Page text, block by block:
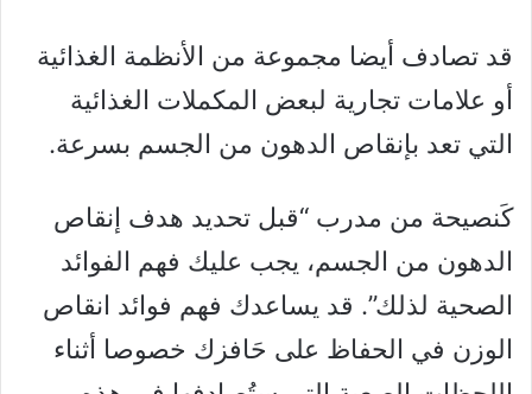
قد تصادف أيضا مجموعة من الأنظمة الغذائية
أو علامات تجارية لبعض المكملات الغذائية
التي تعد بإنقاص الدهون من الجسم بسرعة.
كَنصيحة من مدرب “قبل تحديد هدف إنقاص
الدهون من الجسم، يجب عليك فهم الفوائد
الصحية لذلك”. قد يساعدك فهم فوائد انقاص
الوزن في الحفاظ على حَافزك خصوصا أثناء